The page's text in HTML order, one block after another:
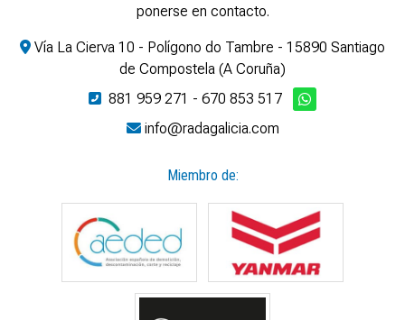
ponerse en contacto.
Vía La Cierva 10 - Polígono do Tambre - 15890 Santiago
de Compostela (A Coruña)
881 959 271 - 670 853 517
info@radagalicia.com
Miembro de: